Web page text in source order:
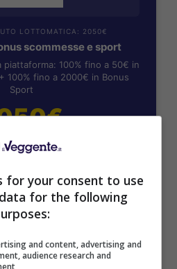
LOTTOMATICA: 2050€
scommesse e sport
100% fino a 50€ in
100% fino a 2000€ in Bonus
Sport
Informazioni
SNAI
for your consent to use
for the following
and content, advertising and
audience research and